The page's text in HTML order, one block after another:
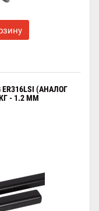
(АНАЛОГ
- 1.2 ММ